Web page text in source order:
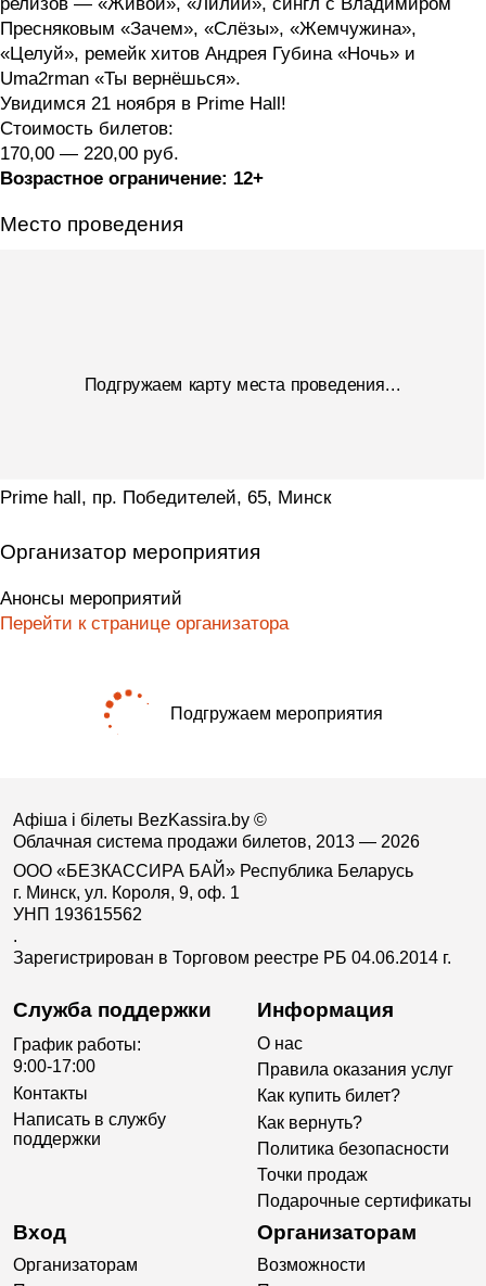
Пресняковым «Зачем», «Слёзы», «Жемчужина»,
«Целуй», ремейк хитов Андрея Губина «Ночь» и
Uma2rman «Ты вернёшься».
Увидимся 21 ноября в Prime Hall!
Стоимость билетов:
170,00 — 220,00 руб.
Возрастное ограничение: 12+
Место проведения
Prime hall, пр. Победителей, 65, Минск
Организатор мероприятия
Анонсы мероприятий
Перейти к странице организатора
Подгружаем мероприятия
Афіша і білеты BezKassira.by ©
Облачная система продажи билетов, 2013 — 2026
ООО «БЕЗКАССИРА БАЙ» Республика Беларусь
г. Минск, ул. Короля, 9, оф. 1
УНП 193615562
.
Зарегистрирован в Торговом реестре РБ 04.06.2014 г.
Служба поддержки
График работы:
9:00-17:00
Контакты
Написать в службу
поддержки
Информация
О нас
Правила оказания услуг
Как купить билет?
Как вернуть?
Политика безопасности
Точки продаж
Подарочные сертификаты
Вход
Организаторам
Организаторам
Возможности